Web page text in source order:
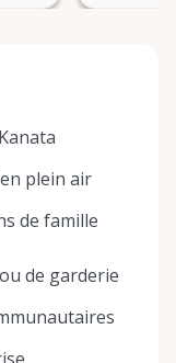
plein air
de famille
de garderie